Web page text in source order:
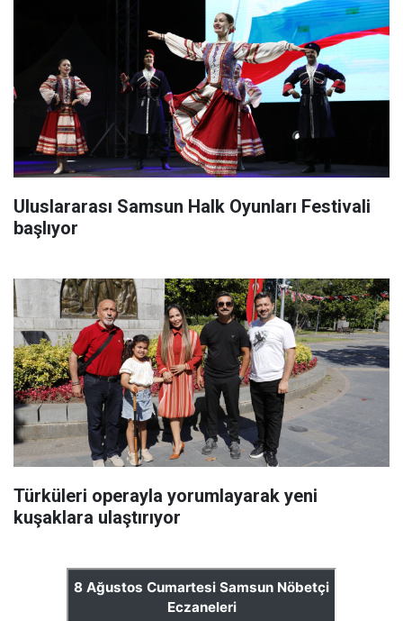
Uluslararası Samsun Halk Oyunları Festivali
başlıyor
Türküleri operayla yorumlayarak yeni
kuşaklara ulaştırıyor